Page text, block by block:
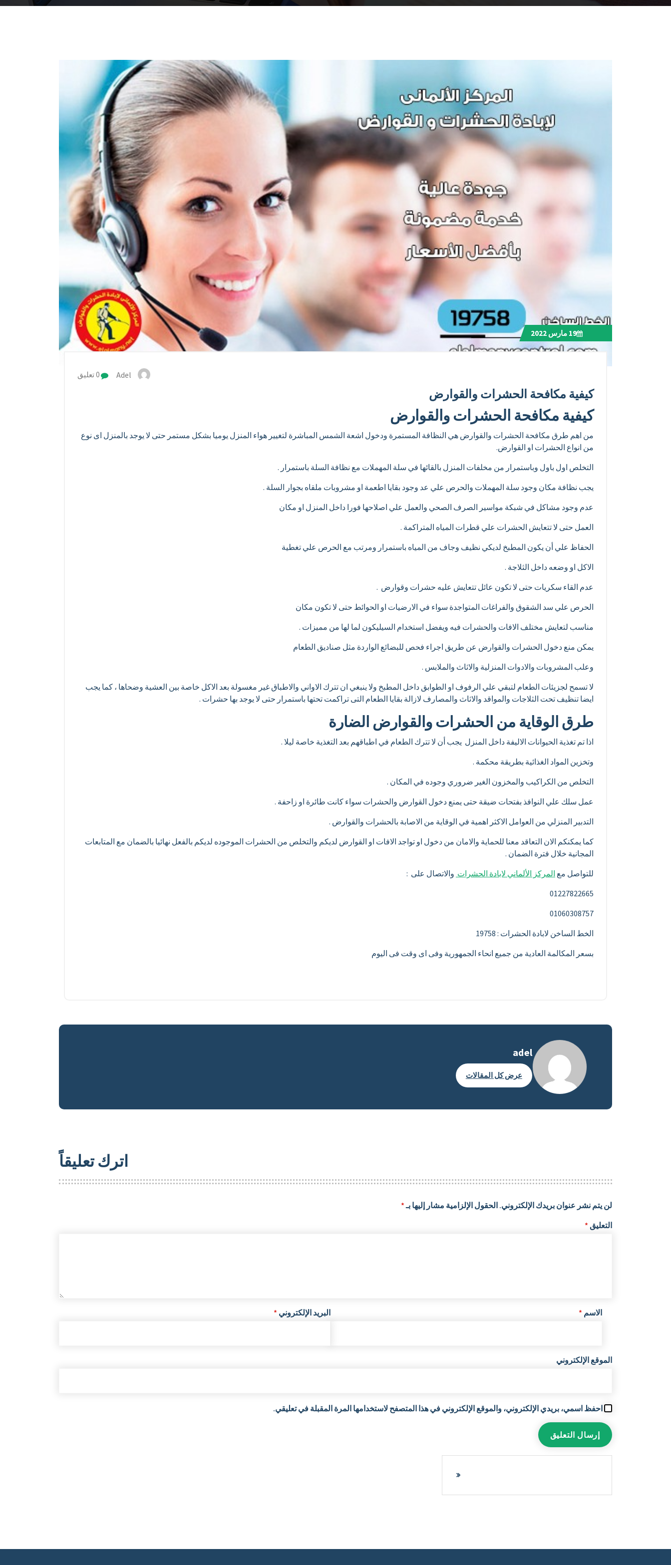
19 مارس 2022
Adel
كيفية مكافحة الحشرات والقوارض
كيفية مكافحة الحشرات والقوارض
من اهم طرق مكافحة الحشرات والقوارض هي النظافة المستمرة ودخول اشعة الشمس المباشرة لتغيير هواء المنزل يوميا بشكل مستمر حتى لا يوجد بالمنزل اى نوع
من انواع الحشرات او القوارض.
التخلص اول باول وباستمرار من مخلفات المنزل بالقائها في سلة المهملات مع نظافة السلة باستمرار .
يجب نظافة مكان وجود سلة المهملات والحرص علي عد وجود بقايا اطعمة او مشروبات ملقاه بجوار السلة .
عدم وجود مشاكل في شبكة مواسير الصرف الصحي والعمل علي اصلاحها فورا داخل المنزل او مكان
العمل حتى لا تتعايش الحشرات علي قطرات المياه المتراكمة .
الحفاظ علي أن يكون المطبخ لديكي نظيف وجاف من المياه باستمرار ومرتب مع الحرص علي تغطية
الاكل او وضعه داخل الثلاجة .
عدم القاء سكريات حتى لا تكون عائل تتعايش عليه حشرات وقوارض .
الحرص علي سد الشقوق والفراغات المتواجدة سواء في الارضيات او الحوائط حتى لا تكون مكان
مناسب لتعايش مختلف الافات والحشرات فيه ويفضل استخدام السيليكون لما لها من مميزات .
يمكن منع دخول الحشرات والقوارض عن طريق اجراء فحص للبضائع الواردة مثل صناديق الطعام
وعلب المشروبات والادوات المنزلية والاثاث والملابس .
لا تسمح لجزيئات الطعام لتبقي علي الرفوف او الطوابق داخل المطبخ ولا ينبغي ان تترك الاواني والاطباق غير مغسولة بعد الاكل خاصة بين العشية وضحاها ، كما يجب
ايضا تنظيف تحت الثلاجات والمواقد والاثاث والمصارف لازالة بقايا الطعام التى تراكمت تحتها باستمرار حتى لا يوجد بها حشرات .
طرق الوقاية من الحشرات والقوارض الضارة
اذا تم تغذية الحيوانات الاليفة داخل المنزل يجب أن لا تترك الطعام في اطباقهم بعد التغذية خاصة ليلا .
وتخزين المواد الغذائية بطريقة محكمة .
التخلص من الكراكيب والمخزون الغير ضروري وجوده في المكان .
عمل سلك علي النوافذ بفتحات ضيقة حتى يمنع دخول القوارض والحشرات سواء كانت طائرة او زاحفة .
التدبير المنزلي من العوامل الاكثر اهمية في الوقاية من الاصابة بالحشرات والقوارض .
كما يمكنكم الان التعاقد معنا للحماية والامان من دخول او تواجد الافات او القوارض لديكم والتخلص من الحشرات الموجوده لديكم بالفعل نهائيا بالضمان مع المتابعات
المجانية خلال فترة الضمان .
للتواصل مع المركز الألماني لابادة الحشرات والاتصال على :
01227822665
01060308757
الخط الساخن لابادة الحشرات : 19758
بسعر المكالمة العادية من جميع انحاء الجمهورية وفى اى وقت فى اليوم
adel
عرض كل المقالات
اترك تعليقاً
لن يتم نشر عنوان بريدك الإلكتروني. الحقول الإلزامية مشار إليها بـ*
التعليق *
الاسم * البريد الإلكتروني *
الموقع الإلكتروني
احفظ اسمي، بريدي الإلكتروني، والموقع الإلكتروني في هذا المتصفح لاستخدامها المرة المقبلة في تعليقي.